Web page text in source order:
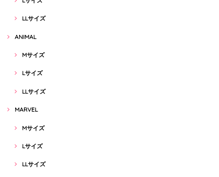
LLサイズ
ANIMAL
Mサイズ
Lサイズ
LLサイズ
MARVEL
Mサイズ
Lサイズ
LLサイズ